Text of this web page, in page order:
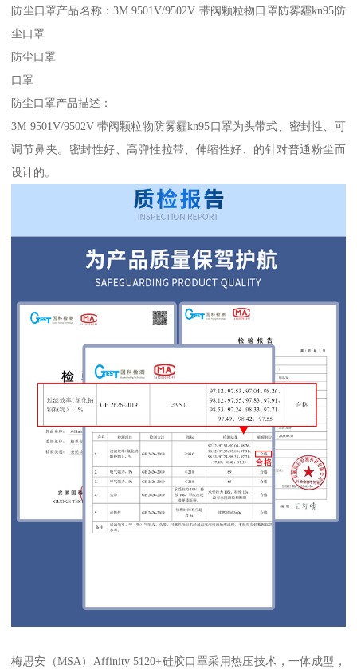
防尘口罩产品名称：3M 9501V/9502V 带阀颗粒物口罩防雾霾kn95防
尘口罩
防尘口罩
口罩
防尘口罩产品描述：
3M 9501V/9502V 带阀颗粒物防雾霾kn95口罩为头带式、密封性、可
调节鼻夹。密封性好、高弹性拉带、伸缩性好、的针对普通粉尘而
设计的。
梅思安（MSA）Affinity 5120+硅胶口罩采用热压技术，一体成型，